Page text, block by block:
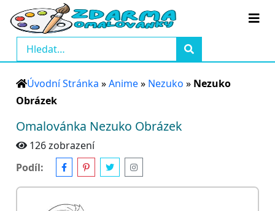
Úvodní Stránka »Anime» Nezuko » Nezuko
Obrázek
Omalovánka Nezuko Obrázek
126 zobrazení
Podíl: